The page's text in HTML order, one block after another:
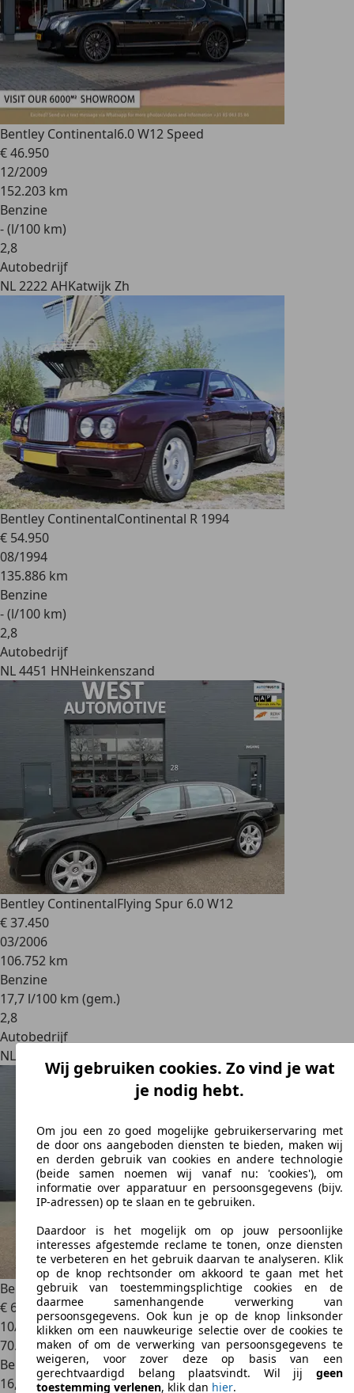
Bentley Continental6.0 W12 Speed
€ 46.950
12/2009
152.203 km
Benzine
- (l/100 km)
2,8
Autobedrijf
NL 2222 AHKatwijk Zh
Bentley ContinentalContinental R 1994
€ 54.950
08/1994
135.886 km
Benzine
- (l/100 km)
2,8
Autobedrijf
NL 4451 HNHeinkenszand
Bentley ContinentalFlying Spur 6.0 W12
€ 37.450
03/2006
106.752 km
Benzine
17,7 l/100 km (gem.)
2,8
Autobedrijf
NL 6545 AG
Bentley Continental
GT 6.0 W12 GTC Cabriolet
€ 69.950
10/2006
70.288 km
Benzine
16,6 l/100 km (gem.)
Wij gebruiken cookies. Zo vind je wat
je nodig hebt.
Om jou een zo goed mogelijke gebruikerservaring met
de door ons aangeboden diensten te bieden, maken wij
en derden gebruik van cookies en andere technologie
(beide samen noemen wij vanaf nu: 'cookies'), om
informatie over apparatuur en persoonsgegevens (bijv.
IP-adressen) op te slaan en te gebruiken.
Daardoor is het mogelijk om op jouw persoonlijke
interesses afgestemde reclame te tonen, onze diensten
te verbeteren en het gebruik daarvan te analyseren. Klik
op de knop rechtsonder om akkoord te gaan met het
gebruik van toestemmingsplichtige cookies en de
daarmee samenhangende verwerking van
persoonsgegevens. Ook kun je op de knop linksonder
klikken om een nauwkeurige selectie over de cookies te
maken of om de verwerking van persoonsgegevens te
weigeren, voor zover deze op basis van een
gerechtvaardigd belang plaatsvindt. Wil jij geen
toestemming verlenen, klik dan hier.